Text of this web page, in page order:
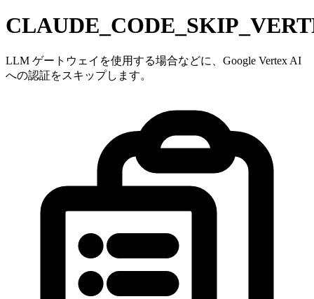
LLM ゲートウェイを使用する場合などに、Google Vertex AI
への認証をスキップします。